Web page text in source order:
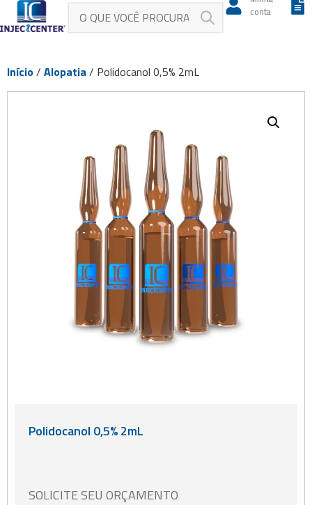
conta
Início/ Alopatia / Polidocanol 0,5% 2mL
Polidocanol 0,5% 2mL
SOLICITE SEU ORÇAMENTO